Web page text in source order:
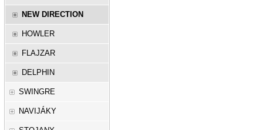
NEW DIRECTION
HOWLER
FLAJZAR
DELPHIN
SWINGRE
NAVIJÁKY